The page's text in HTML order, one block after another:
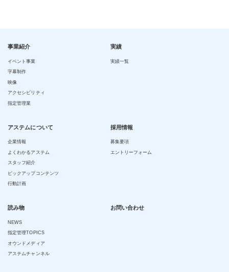
事業紹介
イベント事業
字幕制作
映像
アクセシビリティ
指定管理業
実績
実績一覧
アステムについて
企業情報
よくわかるアステム
スタッフ紹介
ピックアップコンテンツ
行動計画
採用情報
募集要項
エントリーフォーム
読み物
NEWS
指定管理TOPICS
オウンドメディア
アステムチャンネル
お問い合わせ